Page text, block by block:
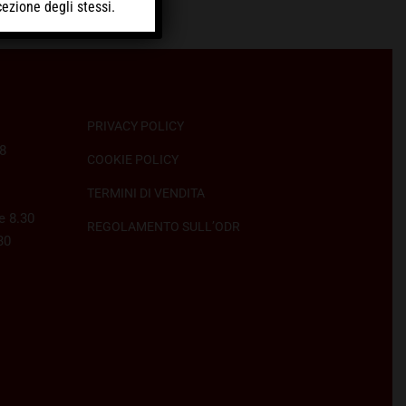
8.30
PRIVACY POLICY
COOKIE POLICY
TERMINI DI VENDITA
REGOLAMENTO SULL’ODR
degli stessi.